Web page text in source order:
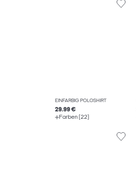
EINFARBIG POLOSHIRT
29.99 €
Farben (22)